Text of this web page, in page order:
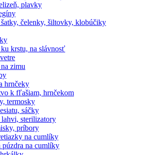
plavky
čelenky, šiltovky, klobúčiky
krstu, na slávnosť
zimu
hrnčeky
k fľašiam, hrnčekom
termosky
sáčky
sterilizatory
príbory
na cumlíky
púzdra na cumlíky